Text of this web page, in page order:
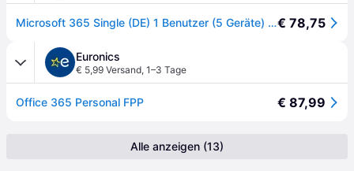
Microsoft 365 Single (DE) 1 Benutzer (5 Geräte) 1 Jahr Vollversion€ 78,75
Euronics
€ 5,99 Versand, 1–3 Tage
Office 365 Personal FPP € 87,99
Alle anzeigen (13)